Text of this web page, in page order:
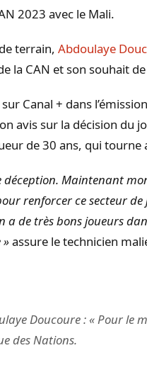
2023 avec le Mali.
terrain, Abdoulaye
la CAN et son souhait
Canal + dans
avis sur la décision du
de 30 ans, qui tourne
déception. Maintenant
renforcer ce secteur de
a de très bons joueurs
assure le technicien
Doucoure : « Pour le
des Nations.